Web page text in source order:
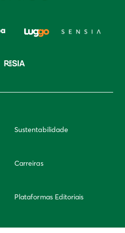
Sustentabilidade
Carreiras
Plataformas Editoriais
Integridade